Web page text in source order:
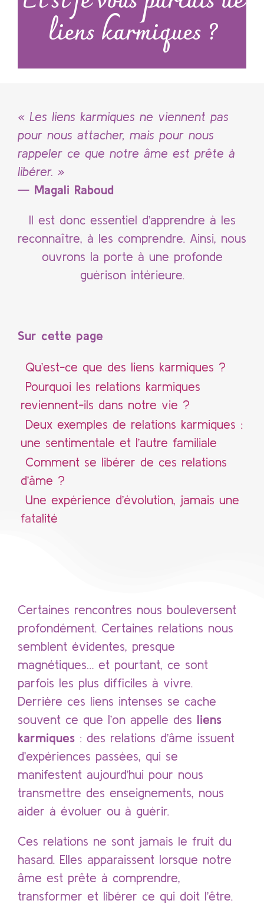
liens karmiques ?
« Les liens karmiques ne viennent pas
pour nous attacher, mais pour nous
rappeler ce que notre âme est prête à
libérer. »
— Magali Raboud
Il est donc essentiel d’apprendre à les
reconnaître, à les comprendre. Ainsi, nous
ouvrons la porte à une profonde
guérison intérieure.
Sur cette page
Qu’est-ce que des liens karmiques ?
Pourquoi les relations karmiques
reviennent-ils dans notre vie ?
Deux exemples de relations karmiques :
une sentimentale et l’autre familiale
Comment se libérer de ces relations
d’âme ?
Une expérience d’évolution, jamais une
fatalité
Certaines rencontres nous bouleversent
profondément. Certaines relations nous
semblent évidentes, presque
magnétiques… et pourtant, ce sont
parfois les plus difficiles à vivre.
Derrière ces liens intenses se cache
souvent ce que l’on appelle des liens
karmiques: des relations d’âme issuent
d’expériences passées, qui se
manifestent aujourd’hui pour nous
transmettre des enseignements, nous
aider à évoluer ou à guérir.
Ces relations ne sont jamais le fruit du
hasard. Elles apparaissent lorsque notre
âme est prête à comprendre,
transformer et libérer ce qui doit l’être.